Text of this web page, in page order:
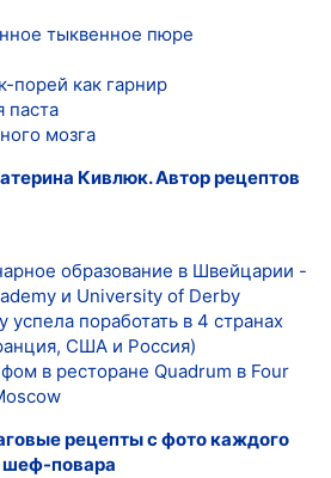
тыквенное пюре
порей как гарнир
паста
мозга
Кивлюк. Автор рецептов
образование в Швейцарии -
и University of Derby
успела поработать в 4 странах
США и Россия)
в ресторане Quadrum в Four
рецепты с фото каждого
шеф-повара